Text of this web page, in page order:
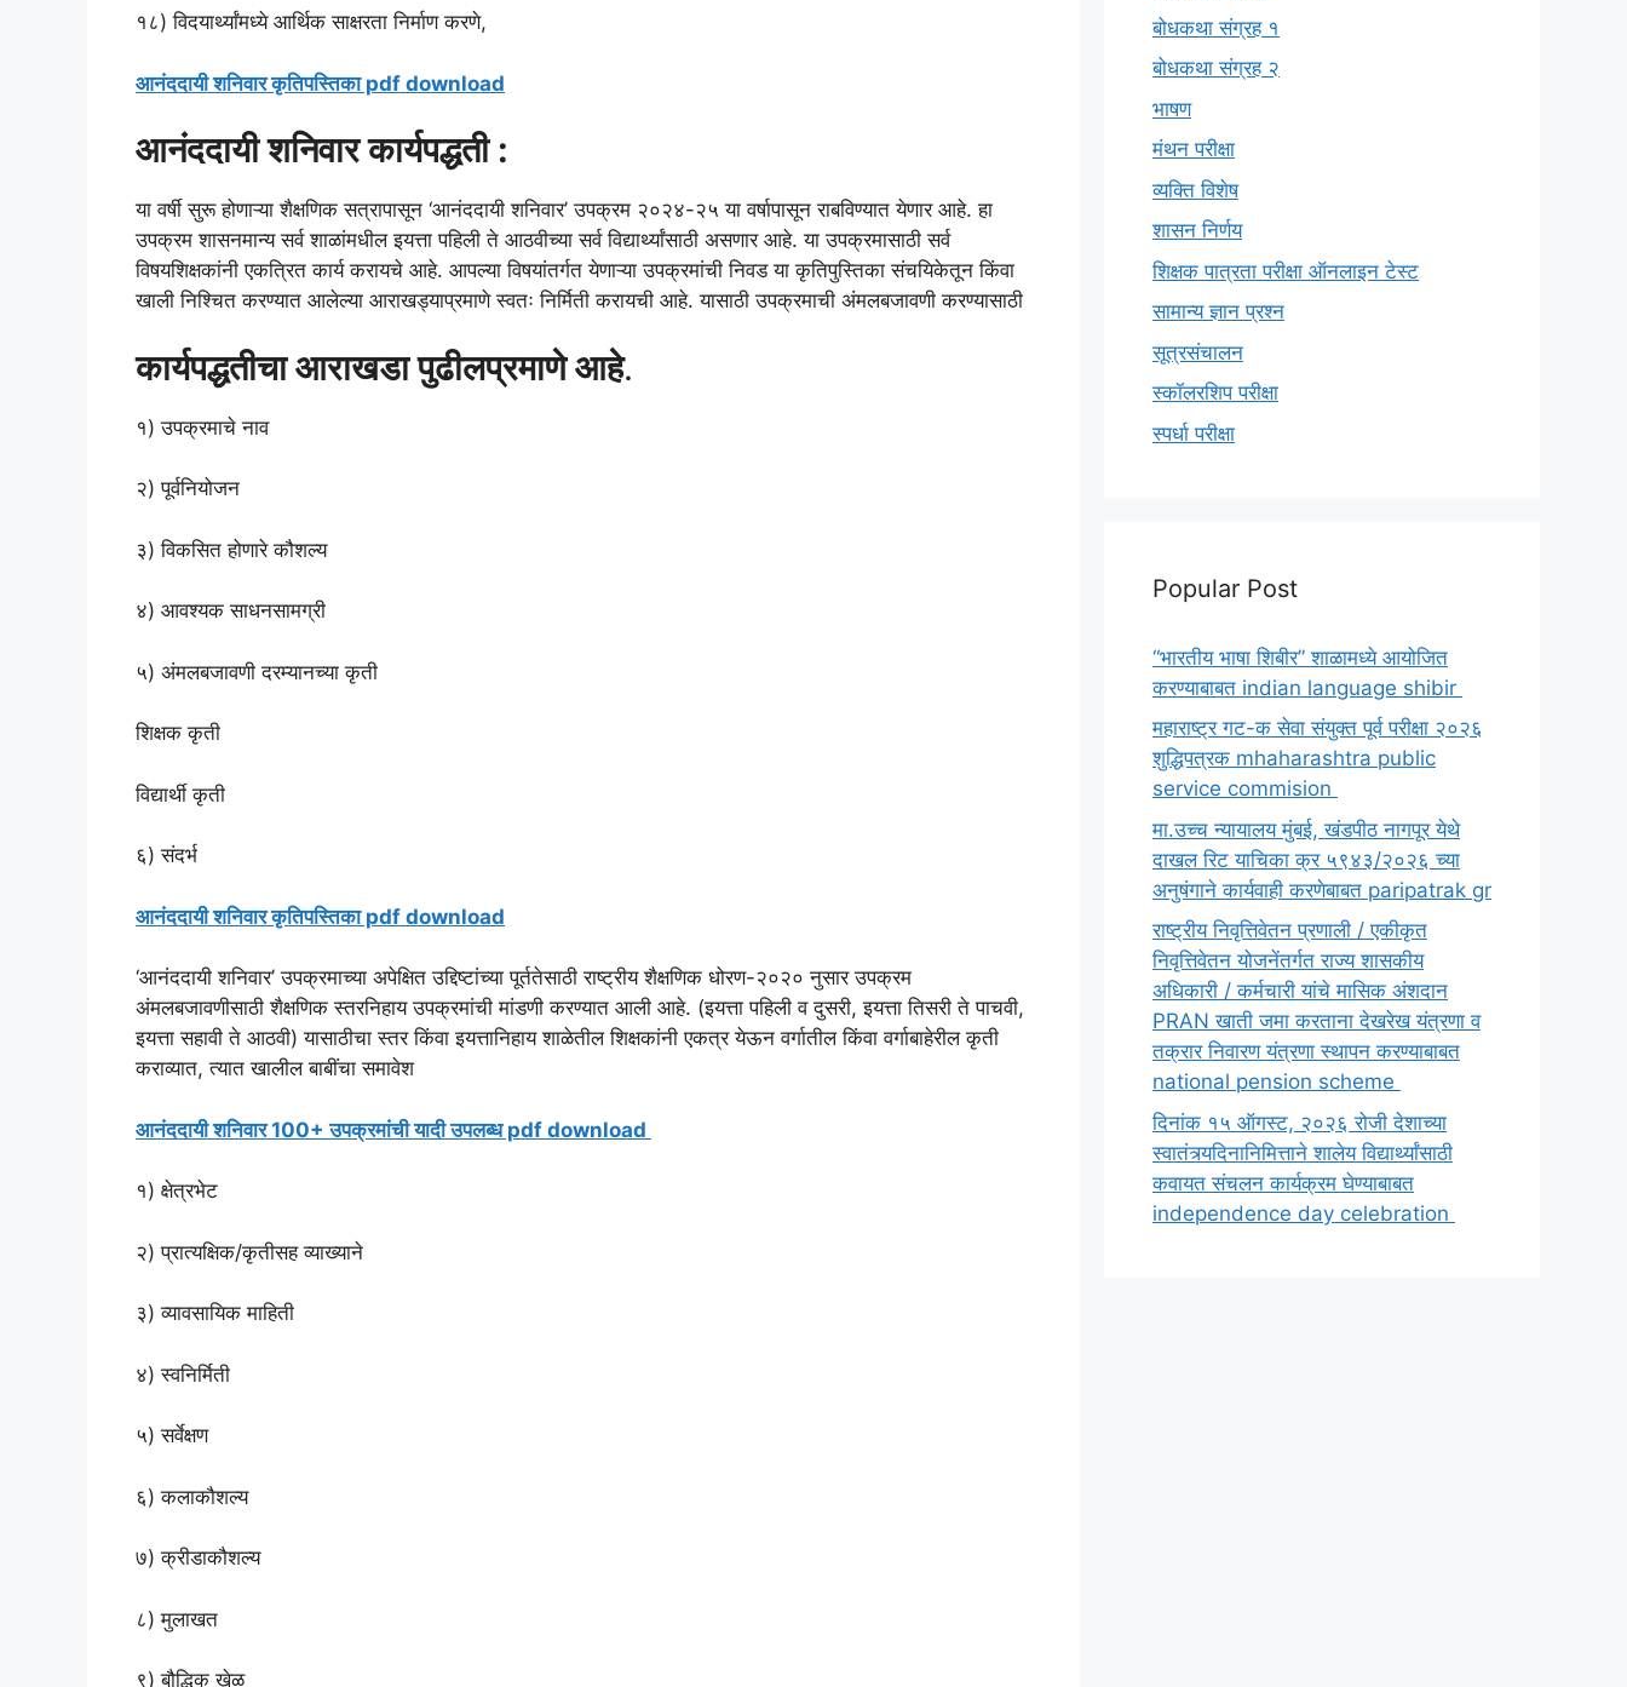
१८) विदयार्थ्यांमध्ये आर्थिक साक्षरता निर्माण करणे,
आनंददायी शनिवार कृतिपस्तिका pdf download
आनंददायी शनिवार कार्यपद्धती :
या वर्षी सुरू होणाऱ्या शैक्षणिक सत्रापासून ‘आनंददायी शनिवार’ उपक्रम २०२४-२५ या वर्षापासून राबविण्यात येणार आहे. हा
उपक्रम शासनमान्य सर्व शाळांमधील इयत्ता पहिली ते आठवीच्या सर्व विद्यार्थ्यांसाठी असणार आहे. या उपक्रमासाठी सर्व
विषयशिक्षकांनी एकत्रित कार्य करायचे आहे. आपल्या विषयांतर्गत येणाऱ्या उपक्रमांची निवड या कृतिपुस्तिका संचयिकेतून किंवा
खाली निश्चित करण्यात आलेल्या आराखड्याप्रमाणे स्वतः निर्मिती करायची आहे. यासाठी उपक्रमाची अंमलबजावणी करण्यासाठी
कार्यपद्धतीचा आराखडा पुढीलप्रमाणे आहे.
१) उपक्रमाचे नाव
२) पूर्वनियोजन
३) विकसित होणारे कौशल्य
४) आवश्यक साधनसामग्री
५) अंमलबजावणी दरम्यानच्या कृती
शिक्षक कृती
विद्यार्थी कृती
६) संदर्भ
आनंददायी शनिवार कृतिपस्तिका pdf download
‘आनंददायी शनिवार’ उपक्रमाच्या अपेक्षित उ‌द्दिष्टांच्या पूर्ततेसाठी राष्ट्रीय शैक्षणिक धोरण-२०२० नुसार उपक्रम
अंमलबजावणीसाठी शैक्षणिक स्तरनिहाय उपक्रमांची मांडणी करण्यात आली आहे. (इयत्ता पहिली व दुसरी, इयत्ता तिसरी ते पाचवी,
इयत्ता सहावी ते आठवी) यासाठीचा स्तर किंवा इयत्तानिहाय शाळेतील शिक्षकांनी एकत्र येऊन वर्गातील किंवा वर्गाबाहेरील कृती
कराव्यात, त्यात खालील बाबींचा समावेश
आनंददायी शनिवार 100+ उपक्रमांची यादी उपलब्ध pdf download
१) क्षेत्रभेट
२) प्रात्यक्षिक/कृतीसह व्याख्याने
३) व्यावसायिक माहिती
४) स्वनिर्मिती
५) सर्वेक्षण
६) कलाकौशल्य
७) क्रीडाकौशल्य
८) मुलाखत
९) बौद्धिक खेळ
बोधकथा संग्रह १
बोधकथा संग्रह २
भाषण
मंथन परीक्षा
व्यक्ति विशेष
शासन निर्णय
शिक्षक पात्रता परीक्षा ऑनलाइन टेस्ट
सामान्य ज्ञान प्रश्न
सूत्रसंचालन
स्कॉलरशिप परीक्षा
स्पर्धा परीक्षा
Popular Post
“भारतीय भाषा शिबीर” शाळामध्ये आयोजित
करण्याबाबत indian language shibir
महाराष्ट्र गट-क सेवा संयुक्त पूर्व परीक्षा २०२६
शुद्धिपत्रक mhaharashtra public
service commision
मा.उच्च न्यायालय मुंबई, खंडपीठ नागपूर येथे
दाखल रिट याचिका क्र ५९४३/२०२६ च्या
अनुषंगाने कार्यवाही करणेबाबत paripatrak gr
राष्ट्रीय निवृत्तिवेतन प्रणाली / एकीकृत
निवृत्तिवेतन योजनेंतर्गत राज्य शासकीय
अधिकारी / कर्मचारी यांचे मासिक अंशदान
PRAN खाती जमा करताना देखरेख यंत्रणा व
तक्रार निवारण यंत्रणा स्थापन करण्याबाबत
national pension scheme
दिनांक १५ ऑगस्ट, २०२६ रोजी देशाच्या
स्वातंत्र्यदिनानिमित्ताने शालेय विद्यार्थ्यांसाठी
कवायत संचलन कार्यक्रम घेण्याबाबत
independence day celebration